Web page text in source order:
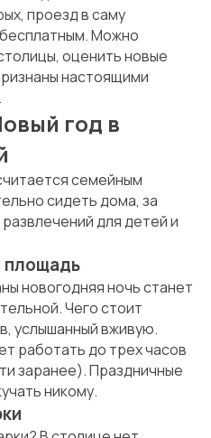
проезд в саму
Можно
оценить новые
настоящими
год в
семейным
сидеть дома, за
для детей и
площадь
новогодняя ночь станет
Чего стоит
услышанный вживую.
работать до трех часов
заранее). Праздничные
никому.